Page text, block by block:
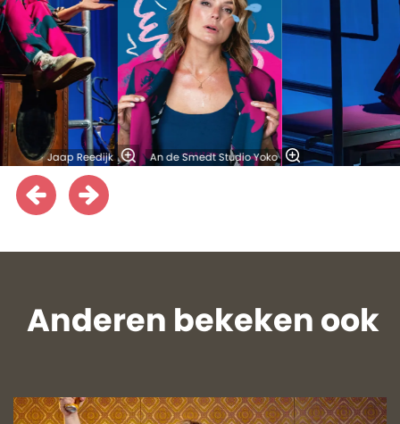
Jaap Reedijk An de Smedt Studio Yoko
Anderen bekeken ook